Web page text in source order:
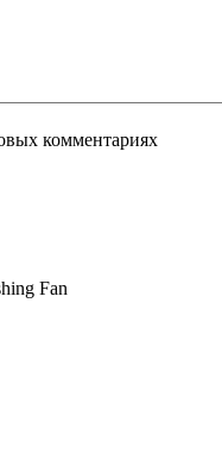
комментариях
Fan